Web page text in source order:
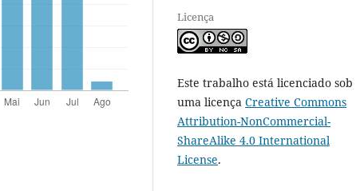
Licença
Este trabalho está licenciado sob
uma licença Creative Commons
Attribution-NonCommercial-
ShareAlike 4.0 International
License.